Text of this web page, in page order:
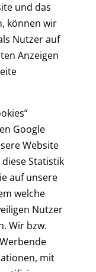
und das
können wir
Nutzer auf
Anzeigen
Google
Website
Statistik
auf unsere
welche
Nutzer
Wir bzw.
mit